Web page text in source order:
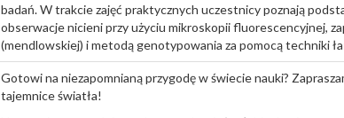
badań. W trakcie zajęć praktycznych uczestnicy poznają
obserwacje nicieni przy użyciu mikroskopii fluorescencyjnej,
(mendlowskiej) i metodą genotypowania za pomocą techniki
Gotowi na niezapomnianą przygodę w świecie nauki?
tajemnice światła!